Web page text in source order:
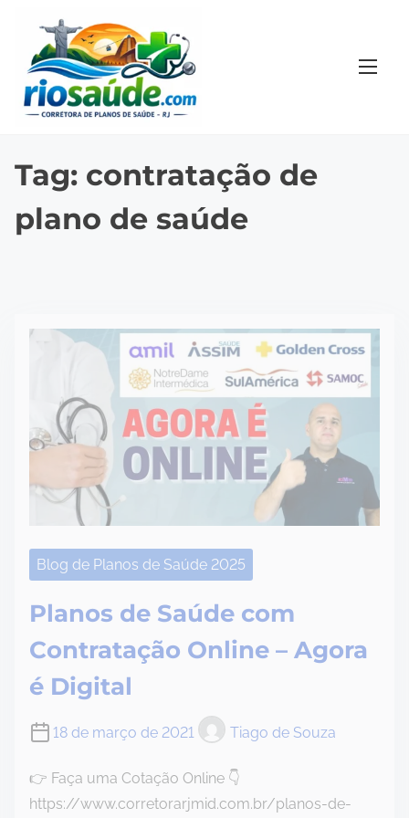
Tag: contratação de
plano de saúde
Blog de Planos de Saúde 2025
Planos de Saúde com
Contratação Online – Agora
é Digital
18 de março de 2021 Tiago de Souza
👉 Faça uma Cotação Online 👇
https://www.corretorarjmid.com.br/planos-de-